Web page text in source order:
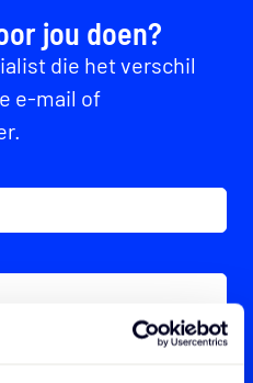
jou doen?
die het verschil
e-mail of